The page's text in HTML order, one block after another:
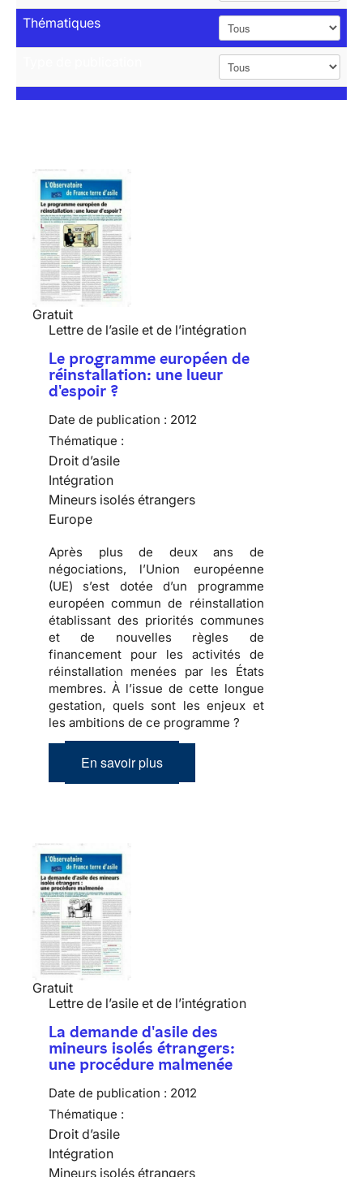
Thématiques
Gratuit
Lettre de l’asile et de l’intégration
Le programme européen de
réinstallation: une lueur
d'espoir ?
Date de publication : 2012
Thématique :
Droit d’asile
Intégration
Mineurs isolés étrangers
Europe
Après plus de deux ans de
négociations, l’Union européenne
(UE) s’est dotée d’un programme
européen commun de réinstallation
établissant des priorités communes
et de nouvelles règles de
financement pour les activités de
réinstallation menées par les États
membres. À l’issue de cette longue
gestation, quels sont les enjeux et
les ambitions de ce programme ?
En savoir plus
Gratuit
Lettre de l’asile et de l’intégration
La demande d'asile des
mineurs isolés étrangers:
une procédure malmenée
Date de publication : 2012
Thématique :
Droit d’asile
Intégration
Mineurs isolés étrangers